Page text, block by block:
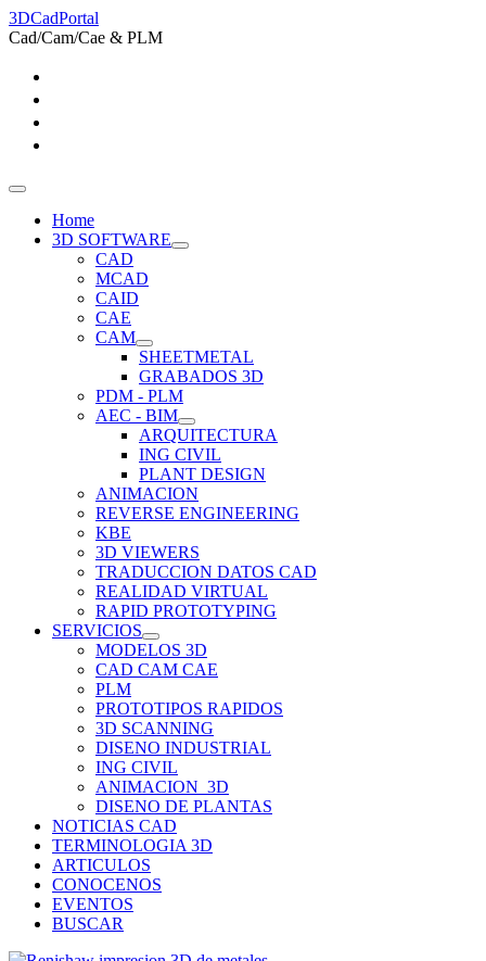
3DCadPortal
Cad/Cam/Cae & PLM
Home
3D SOFTWARE
CAD
MCAD
CAID
CAE
CAM
SHEETMETAL
GRABADOS 3D
PDM - PLM
AEC - BIM
ARQUITECTURA
ING CIVIL
PLANT DESIGN
ANIMACION
REVERSE ENGINEERING
KBE
3D VIEWERS
TRADUCCION DATOS CAD
REALIDAD VIRTUAL
RAPID PROTOTYPING
SERVICIOS
MODELOS 3D
CAD CAM CAE
PLM
PROTOTIPOS RAPIDOS
3D SCANNING
DISENO INDUSTRIAL
ING CIVIL
ANIMACION_3D
DISENO DE PLANTAS
NOTICIAS CAD
TERMINOLOGIA 3D
ARTICULOS
CONOCENOS
EVENTOS
BUSCAR